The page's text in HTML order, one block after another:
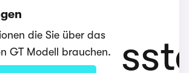
die Sie über das
GT Modell brauchen.